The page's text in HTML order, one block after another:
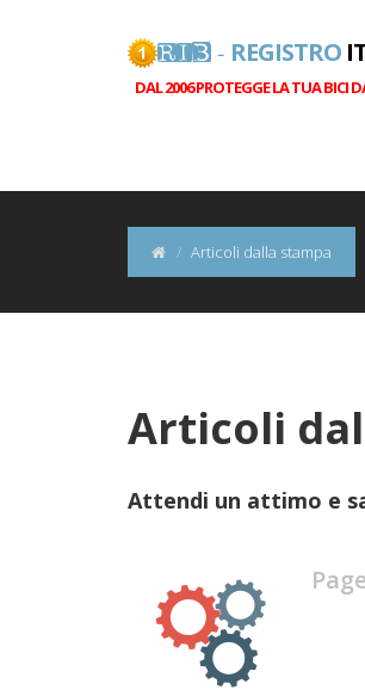
RIB - REGISTRO
DAL 2006 PROTEGGE LA TUA BICI
Articoli dalla stampa
Articoli
Attendi un attimo e